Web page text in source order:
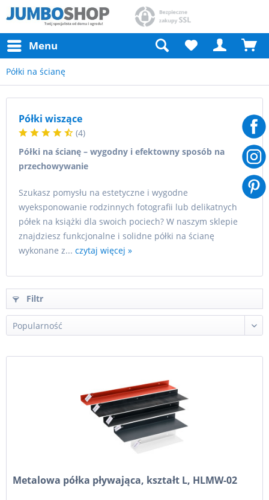
Menu
Półki na ścianę
Półki wiszące
(4)
Półki na ścianę – wygodny i efektowny sposób na
przechowywanie
Szukasz pomysłu na estetyczne i wygodne
wyeksponowanie rodzinnych fotografii lub delikatnych
półek na książki dla swoich pociech? W naszym sklepie
znajdziesz funkcjonalne i solidne półki na ścianę
wykonane z... czytaj więcej »
Filtr
Metalowa półka pływająca, kształt L, HLMW-02